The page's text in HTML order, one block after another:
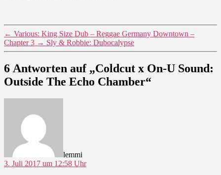
← Various: King Size Dub – Reggae Germany Downtown –
Chapter 3 → Sly & Robbie: Dubocalypse
6 Antworten auf „Coldcut x On-U Sound:
Outside The Echo Chamber“
lemmi
3. Juli 2017 um 12:58 Uhr